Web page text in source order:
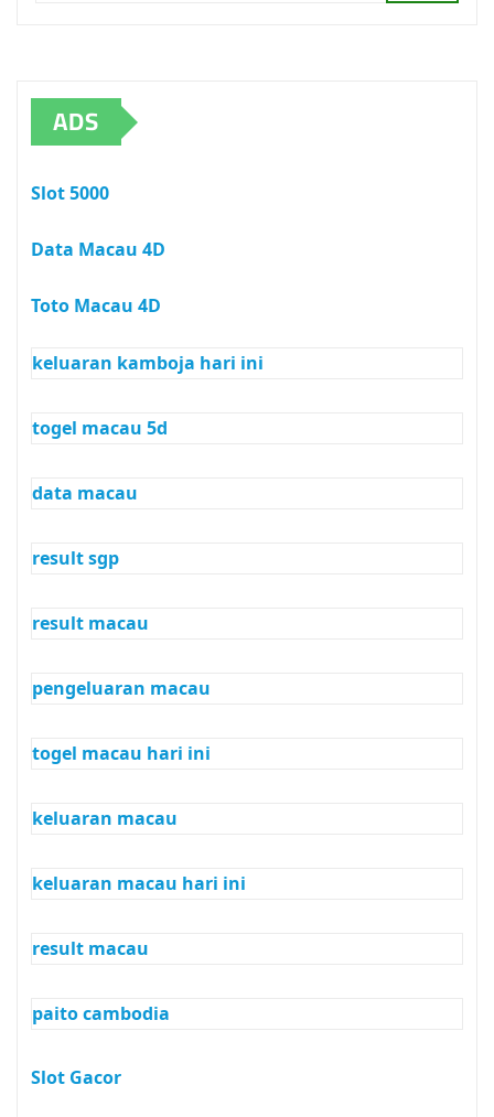
ADS
Slot 5000
Data Macau 4D
Toto Macau 4D
keluaran kamboja hari ini
togel macau 5d
data macau
result sgp
result macau
pengeluaran macau
togel macau hari ini
keluaran macau
keluaran macau hari ini
result macau
paito cambodia
Slot Gacor